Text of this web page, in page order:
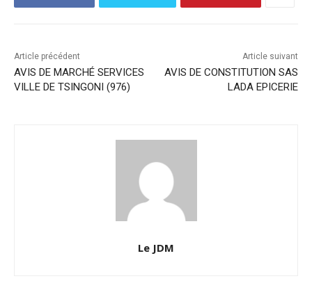
Article précédent
AVIS DE MARCHÉ SERVICES
VILLE DE TSINGONI (976)
Article suivant
AVIS DE CONSTITUTION SAS
LADA EPICERIE
Le JDM